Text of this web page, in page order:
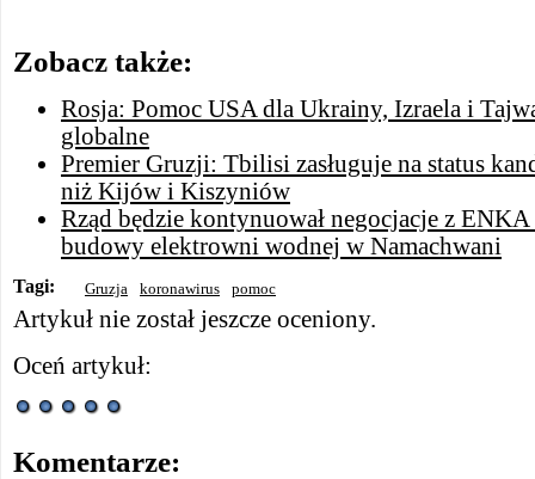
Zobacz także:
Rosja: Pomoc USA dla Ukrainy, Izraela i
globalne
Premier Gruzji: Tbilisi zasługuje na status
niż Kijów i Kiszyniów
Rząd będzie kontynuował negocjacje z ENKA
budowy elektrowni wodnej w Namachwani
Tagi: Gruzja koronawirus pomoc
Artykuł nie został jeszcze oceniony.
Oceń artykuł:
Komentarze: